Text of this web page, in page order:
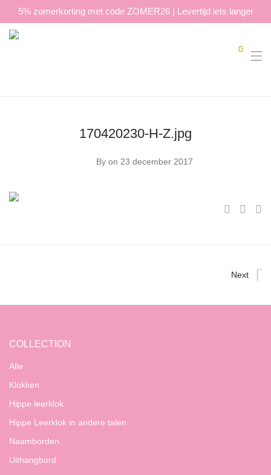
5% zomerkorting met code ZOMER26 | Levertijd iets langer
0
170420230-H-Z.jpg
By on 23 december 2017
Next
COLLECTION
Alle
Klokken
Hippe leerklok
Hippe Leerklok in andere talen
Naamborden
Uithangbord